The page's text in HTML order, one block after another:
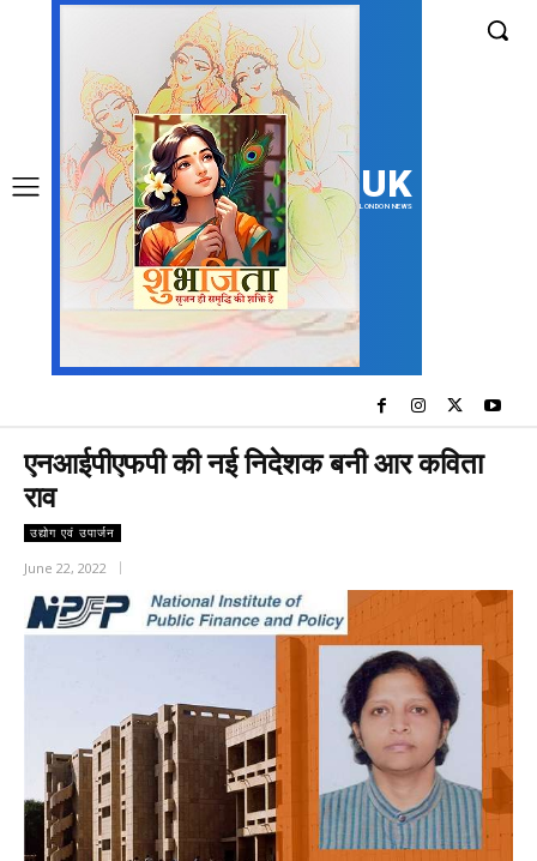
UK
LONDON NEWS
एनआईपीएफपी की नई निदेशक बनी आर कविता
राव
उद्योग एवं उपार्जन
June 22, 2022